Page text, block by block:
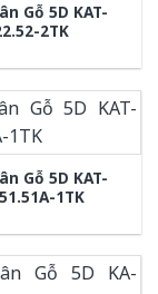
Gỗ 5D KAT-
2TK
Gỗ 5D KAT-
1TK